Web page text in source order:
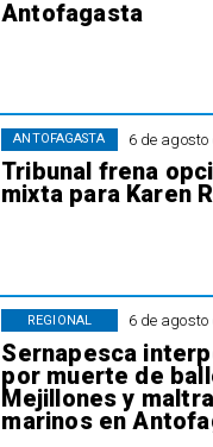
Antofagasta
6 de agosto
Tribunal frena
mixta para Karen
ANTOFAGASTA
6 de agosto
Sernapesca
por muerte de
Mejillones y
marinos en
REGIONAL